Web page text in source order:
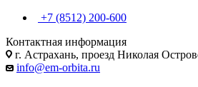
+7 (8512) 200-600
Контактная информация
г. Астрахань, проезд Николая
info@em-orbita.ru